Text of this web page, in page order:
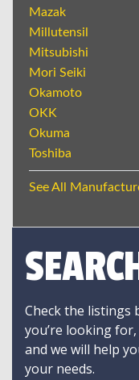
Mazak
Millutensil
Mitsubishi
Mori Seiki
Okamoto
OKK
Okuma
Toshiba
See All
Check the listings
you’re looking
and we will help
your needs.